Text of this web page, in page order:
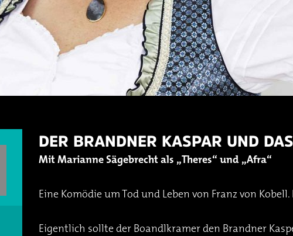
DER BRANDNER KASPAR UND
Mit Marianne Sägebrecht als „Theres“ und „Afra“
Eine Komödie um Tod und Leben von Franz von
Eigentlich sollte der Boandlkramer den Brandner